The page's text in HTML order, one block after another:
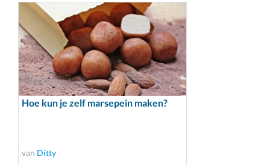
Hoe kun je zelf marsepein maken?
van Ditty